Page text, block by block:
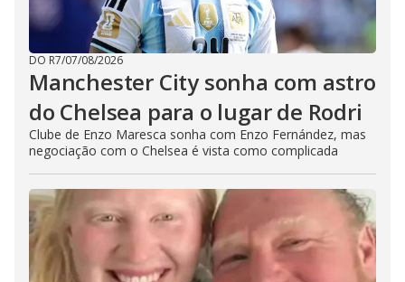
DO R7/07/08/2026
Manchester City sonha com astro
do Chelsea para o lugar de Rodri
Clube de Enzo Maresca sonha com Enzo Fernández, mas
negociação com o Chelsea é vista como complicada